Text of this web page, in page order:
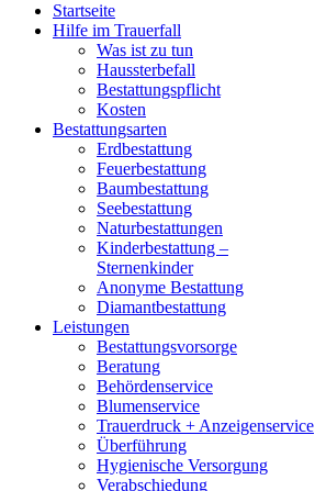
Startseite
Hilfe im Trauerfall
Was ist zu tun
Haussterbefall
Bestattungspflicht
Kosten
Bestattungsarten
Erdbestattung
Feuerbestattung
Baumbestattung
Seebestattung
Naturbestattungen
Kinderbestattung –
Sternenkinder
Anonyme Bestattung
Diamantbestattung
Leistungen
Bestattungsvorsorge
Beratung
Behördenservice
Blumenservice
Trauerdruck + Anzeigenservice
Überführung
Hygienische Versorgung
Verabschiedung